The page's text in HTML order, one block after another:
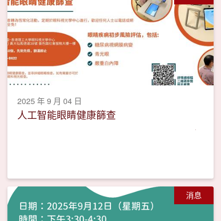
2025 年 9 月 04 日
人工智能眼睛健康篩查
消息